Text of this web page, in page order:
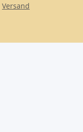
Versand